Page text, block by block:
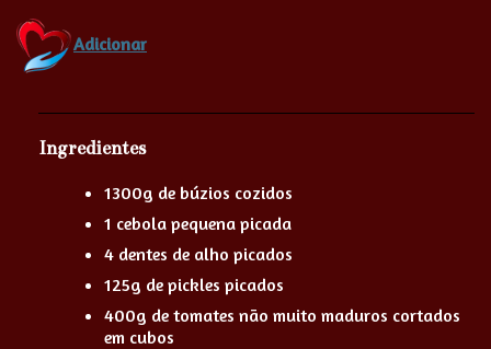
Adicionar
Ingredientes
1300g de búzios cozidos
1 cebola pequena picada
4 dentes de alho picados
125g de pickles picados
400g de tomates não muito maduros cortados
em cubos